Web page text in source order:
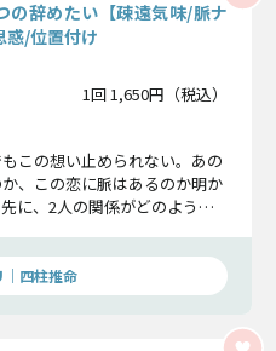
の辞めたい【疎遠気味/脈ナ
惑/位置付け
1回 1,650円（税込）
この想い止められない。あの
、この恋に脈はあるのか明か
に、2人の関係がどのように
｜四柱推命